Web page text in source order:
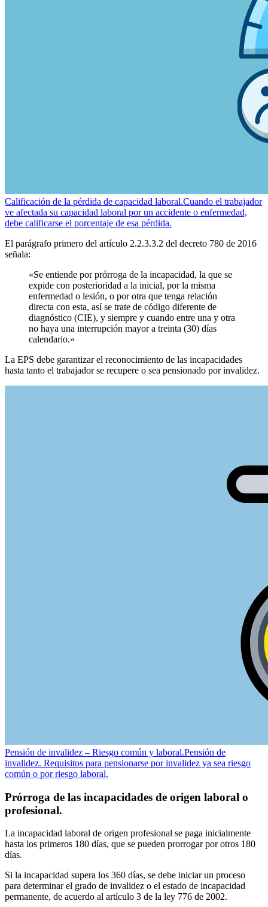
Calificación de la pérdida de capacidad laboral.Cuando el trabajador
ve afectada su capacidad laboral por un accidente o enfermedad,
debe calificarse el porcentaje de esa pérdida.
El parágrafo primero del artículo 2.2.3.3.2 del decreto 780 de 2016
señala:
«Se entiende por prórroga de la incapacidad, la que se
expide con posterioridad a la inicial, por la misma
enfermedad o lesión, o por otra que tenga relación
directa con esta, así se trate de código diferente de
diagnóstico (CIE), y siempre y cuando entre una y otra
no haya una interrupción mayor a treinta (30) días
calendario.»
La EPS debe garantizar el reconocimiento de las incapacidades
hasta tanto el trabajador se recupere o sea pensionado por invalidez.
Pensión de invalidez – Riesgo común y laboral.Pensión de
invalidez. Requisitos para pensionarse por invalidez ya sea riesgo
común o por riesgo laboral.
Prórroga de las incapacidades de origen laboral o
profesional.
La incapacidad laboral de origen profesional se paga inicialmente
hasta los primeros 180 días, que se pueden prorrogar por otros 180
días.
Si la incapacidad supera los 360 días, se debe iniciar un proceso
para determinar el grado de invalidez o el estado de incapacidad
permanente, de acuerdo al artículo 3 de la ley 776 de 2002.